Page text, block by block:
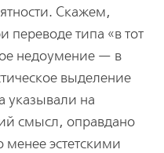
Скажем,
переводе типа «в тот
недоумение — в
выделение
указывали на
смысл, оправдано
менее эстетскими